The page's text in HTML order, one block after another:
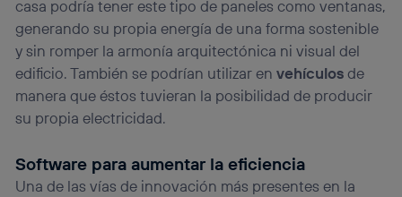
casa podría tener este tipo de paneles como ventanas,
generando su propia energía de una forma sostenible
y sin romper la armonía arquitectónica ni visual del
edificio. También se podrían utilizar envehículosde
manera que éstos tuvieran la posibilidad de producir
su propia electricidad.
Software para aumentar la eficiencia
Una de las vías de innovación más presentes en la